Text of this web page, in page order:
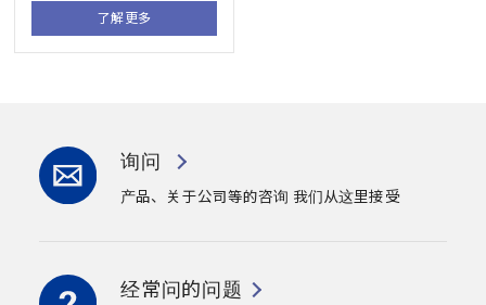
了解更多
询问
产品、关于公司等的咨询 我们从这里接受
经常问的问题